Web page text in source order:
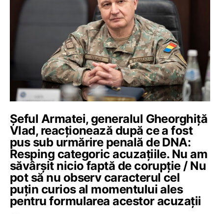
Șeful Armatei, generalul Gheorghiță
Vlad, reacționează după ce a fost
pus sub urmărire penală de DNA:
Resping categoric acuzațiile. Nu am
săvârșit nicio faptă de corupție / Nu
pot să nu observ caracterul cel
puțin curios al momentului ales
pentru formularea acestor acuzații